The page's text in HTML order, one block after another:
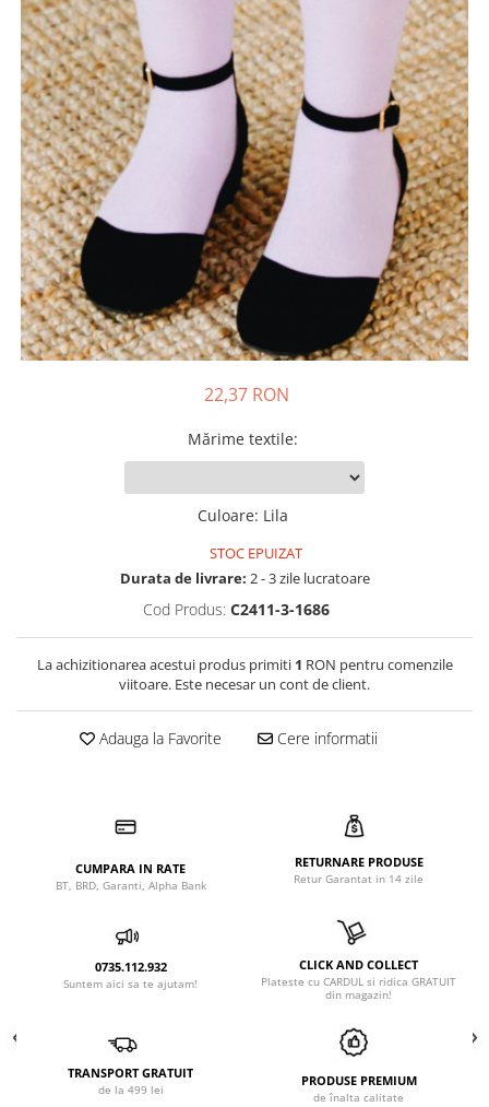
Tenisi
22,37 RON
Mărime textile:
Culoare: Lila
STOC EPUIZAT
Durata de livrare: 2 - 3 zile lucratoare
Cod Produs: C2411-3-1686
La achizitionarea acestui produs primiti 1 RON pentru comenzile
viitoare. Este necesar un cont de client.
Adauga la Favorite Cere informatii
CUMPARA IN RATE
BT, BRD, Garanti, Alpha Bank
RETURNARE PRODUSE
Retur Garantat in 14 zile
0735.112.932
Suntem aici sa te ajutam!
CLICK AND COLLECT
Plateste cu CARDUL si ridica GRATUIT
din magazin!
TRANSPORT GRATUIT
de la 499 lei
PRODUSE PREMIUM
de înalta calitate